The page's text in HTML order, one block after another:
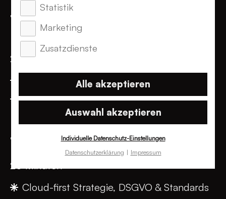
Statistik
Marketing
Zusatzdienste
Alle akzeptieren
Auswahl akzeptieren
Individuelle Datenschutz-Einstellungen
Datenschutzerklärung
Impressum
Talk 2: Content-Modelle
Reloaded
20 Minuten
Strukturierter Content zahlt sich aus
Beispiele aus der Praxis
Talk 3: Cloud Hosting
20 Minuten
Cloud-first Strategie, DSGVO & Standards